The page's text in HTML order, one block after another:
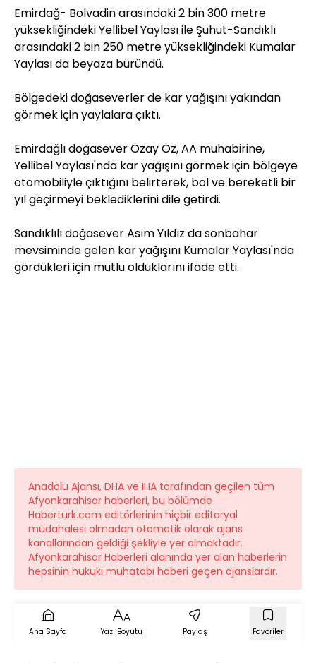
Emirdağ- Bolvadin arasındaki 2 bin 300 metre
yüksekliğindeki Yellibel Yaylası ile Şuhut-Sandıklı
arasındaki 2 bin 250 metre yüksekliğindeki Kumalar
Yaylası da beyaza büründü.
Bölgedeki doğaseverler de kar yağışını yakından
görmek için yaylalara çıktı.
Emirdağlı doğasever Özay Öz, AA muhabirine,
Yellibel Yaylası'nda kar yağışını görmek için bölgeye
otomobiliyle çıktığını belirterek, bol ve bereketli bir
yıl geçirmeyi beklediklerini dile getirdi.
Sandıklılı doğasever Asım Yıldız da sonbahar
mevsiminde gelen kar yağışını Kumalar Yaylası'nda
gördükleri için mutlu olduklarını ifade etti.
Anadolu Ajansı, DHA ve İHA tarafından geçilen tüm
Afyonkarahisar haberleri, bu bölümde
Haberturk.com editörlerinin hiçbir editoryal
müdahalesi olmadan otomatik olarak ajans
kanallarından geldiği şekliyle yer almaktadır.
Afyonkarahisar Haberleri alanında yer alan haberlerin
hepsinin hukuki muhatabı haberi geçen ajanslardır.
Ana Sayfa Yazı Boyutu Paylaş Favoriler